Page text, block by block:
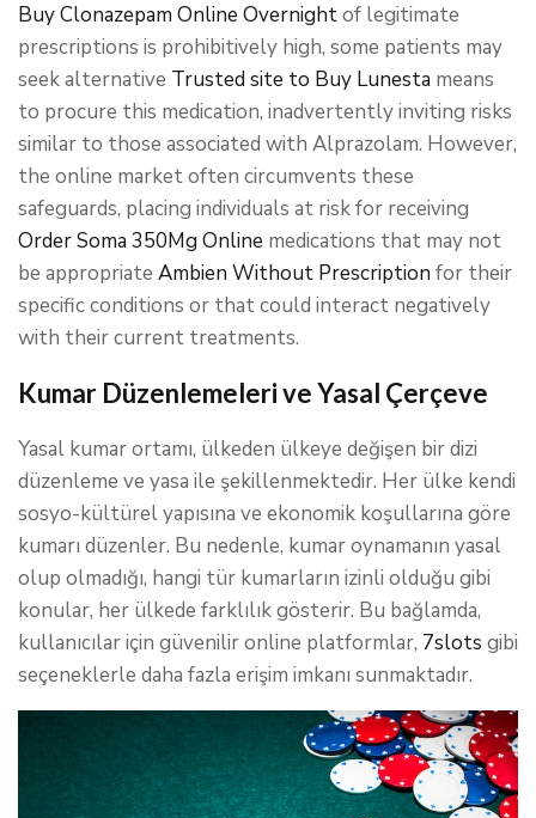
Buy Clonazepam Online Overnightof legitimate
prescriptions is prohibitively high, some patients may
seek alternative Trusted site to Buy Lunesta means
to procure this medication, inadvertently inviting risks
similar to those associated with Alprazolam. However,
the online market often circumvents these
safeguards, placing individuals at risk for receiving
Order Soma 350Mg Online medications that may not
be appropriate Ambien Without Prescription for their
specific conditions or that could interact negatively
with their current treatments.
Kumar Düzenlemeleri ve Yasal Çerçeve
Yasal kumar ortamı, ülkeden ülkeye değişen bir dizi
düzenleme ve yasa ile şekillenmektedir. Her ülke kendi
sosyo-kültürel yapısına ve ekonomik koşullarına göre
kumarı düzenler. Bu nedenle, kumar oynamanın yasal
olup olmadığı, hangi tür kumarların izinli olduğu gibi
konular, her ülkede farklılık gösterir. Bu bağlamda,
kullanıcılar için güvenilir online platformlar, 7slots gibi
seçeneklerle daha fazla erişim imkanı sunmaktadır.